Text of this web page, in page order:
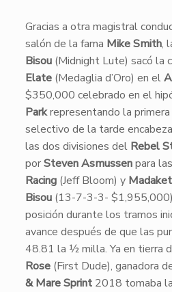
​Gracias a otra magistral
salón de la fama Mike Smith,
Bisou(Midnight Lute) sacó la
Elate(Medaglia d’Oro) en el
$350,000 celebrado en el
Parkrepresentando la
selectivo de la tarde
las dos divisiones del Rebel
porSteven Asmussenpara
Racing(Jeff Bloom) y
Bisou(13-7-3-3- $1,955,000)
posición durante los tramos
avance después de que las
48.81 la ½ milla. Ya en tierra
Rose(First Dude), ganadora
& Mare Sprint2018 tomaba